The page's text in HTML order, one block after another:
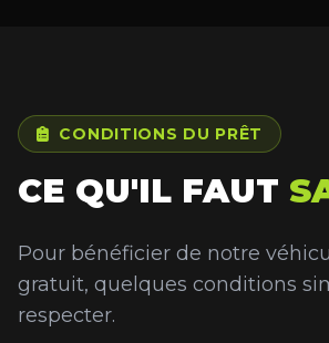
CONDITIONS DU PRÊT
CE QU'IL FAUT
Pour bénéficier de notre
gratuit, quelques conditions
respecter.